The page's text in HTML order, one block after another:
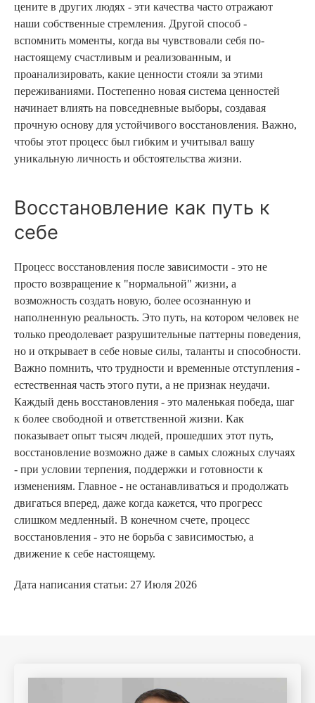
цените в других людях - эти качества часто отражают
наши собственные стремления. Другой способ -
вспомнить моменты, когда вы чувствовали себя по-
настоящему счастливым и реализованным, и
проанализировать, какие ценности стояли за этими
переживаниями. Постепенно новая система ценностей
начинает влиять на повседневные выборы, создавая
прочную основу для устойчивого восстановления. Важно,
чтобы этот процесс был гибким и учитывал вашу
уникальную личность и обстоятельства жизни.
Восстановление как путь к
себе
Процесс восстановления после зависимости - это не
просто возвращение к "нормальной" жизни, а
возможность создать новую, более осознанную и
наполненную реальность. Это путь, на котором человек не
только преодолевает разрушительные паттерны поведения,
но и открывает в себе новые силы, таланты и способности.
Важно помнить, что трудности и временные отступления -
естественная часть этого пути, а не признак неудачи.
Каждый день восстановления - это маленькая победа, шаг
к более свободной и ответственной жизни. Как
показывает опыт тысяч людей, прошедших этот путь,
восстановление возможно даже в самых сложных случаях
- при условии терпения, поддержки и готовности к
изменениям. Главное - не останавливаться и продолжать
двигаться вперед, даже когда кажется, что прогресс
слишком медленный. В конечном счете, процесс
восстановления - это не борьба с зависимостью, а
движение к себе настоящему.
Дата написания статьи: 27 Июля 2026